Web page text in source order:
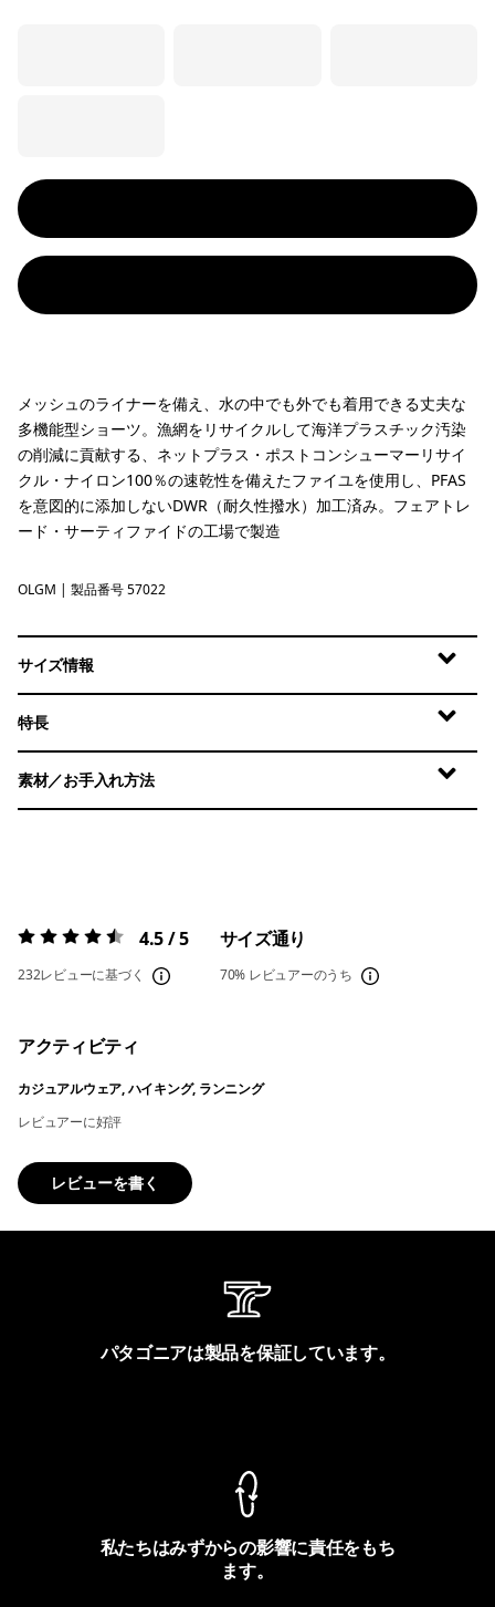
メッシュのライナーを備え、水の中でも外でも着用できる丈夫な
多機能型ショーツ。漁網をリサイクルして海洋プラスチック汚染
の削減に貢献する、ネットプラス・ポストコンシューマーリサイ
クル・ナイロン100％の速乾性を備えたファイユを使用し、PFAS
を意図的に添加しないDWR（耐久性撥水）加工済み。フェアトレ
ード・サーティファイドの工場で製造
'95 Oval Logo: Gem Green
OLGM | 製品番号 57022
サイズ情報
特長
素材／お手入れ方法
評価:4.5 / 5 4.5 / 5
232レビューに基づく
サイズ通り
70% レビュアーのうち
アクティビティ
カジュアルウェア, ハイキング, ランニング
レビュアーに好評
レビューを書く
パタゴニアは製品を保証しています。
私たちはみずからの影響に責任をもち
ます。